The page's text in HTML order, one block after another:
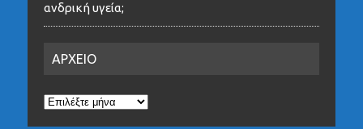
ανδρική υγεία;
ΑΡΧΕΙΟ
ΑΡΧΕΙΟ